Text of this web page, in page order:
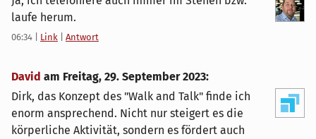
laufe herum.
06:34 Link Antwort
David am Freitag, 29. September 2023:
Dirk, das Konzept des "Walk and Talk" finde ich
enorm ansprechend. Nicht nur steigert es die
körperliche Aktivität, sondern es fördert auch